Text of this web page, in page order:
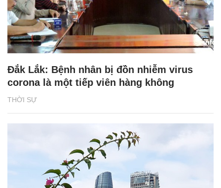
THỜI SỰ
Đắk Lắk: Bệnh nhân bị đồn nhiễm virus
corona là một tiếp viên hàng không